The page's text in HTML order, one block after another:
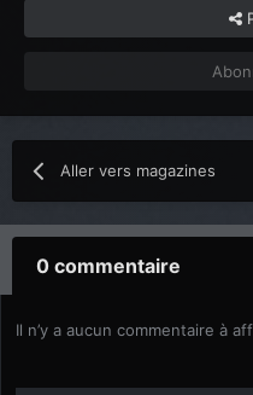
Aller vers magazines
0 commentaire
Il n’y a aucun commentaire à